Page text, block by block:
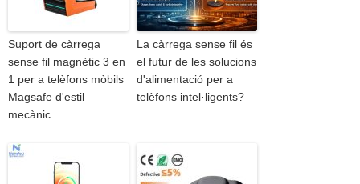
Suport de càrrega
sense fil magnètic 3 en
1 per a telèfons mòbils
Magsafe d'estil
mecànic
La càrrega sense fil és
el futur de les solucions
d'alimentació per a
telèfons intel·ligents?